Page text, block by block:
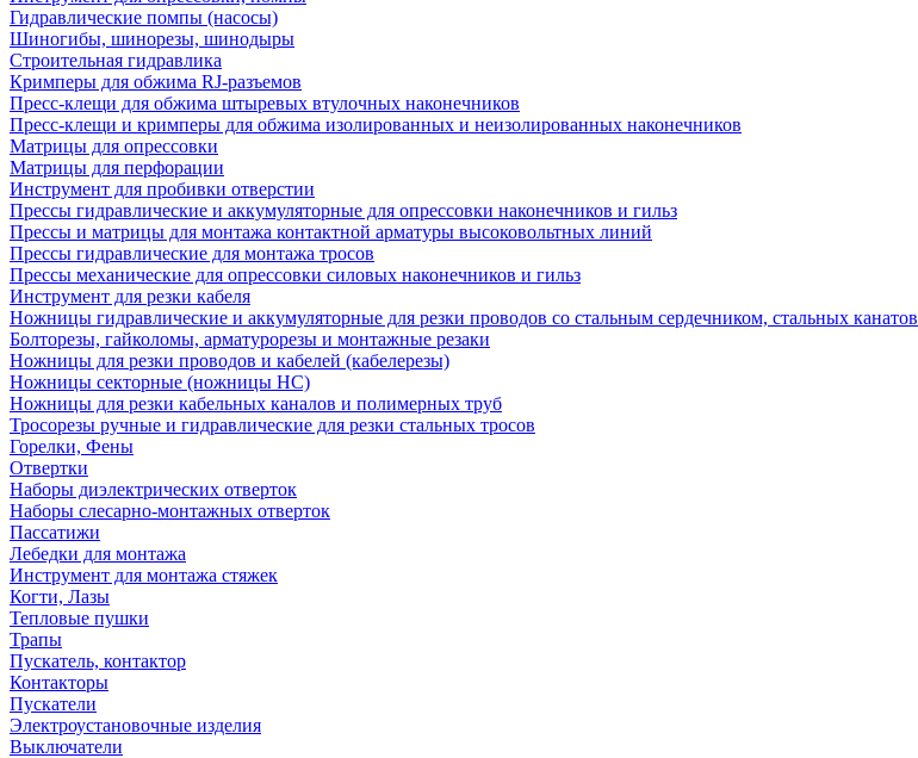
Гидравлические помпы (насосы)
Шиногибы, шинорезы, шинодыры
Строительная гидравлика
Кримперы для обжима RJ-разъемов
Пресс-клещи для обжима штыревых втулочных наконечников
Пресс-клещи и кримперы для обжима изолированных и неизолированных наконечников
Матрицы для опрессовки
Матрицы для перфорации
Инструмент для пробивки отверстии
Прессы гидравлические и аккумуляторные для опрессовки наконечников и гильз
Прессы и матрицы для монтажа контактной арматуры высоковольтных линий
Прессы гидравлические для монтажа тросов
Прессы механические для опрессовки силовых наконечников и гильз
Инструмент для резки кабеля
Ножницы гидравлические и аккумуляторные для резки проводов со стальным сердечником, стальных канатов
Болторезы, гайколомы, арматурорезы и монтажные резаки
Ножницы для резки проводов и кабелей (кабелерезы)
Ножницы секторные (ножницы НС)
Ножницы для резки кабельных каналов и полимерных труб
Тросорезы ручные и гидравлические для резки стальных тросов
Горелки, Фены
Отвертки
Наборы диэлектрических отверток
Наборы слесарно-монтажных отверток
Пассатижи
Лебедки для монтажа
Инструмент для монтажа стяжек
Когти, Лазы
Тепловые пушки
Трапы
Пускатель, контактор
Контакторы
Пускатели
Электроустановочные изделия
Выключатели